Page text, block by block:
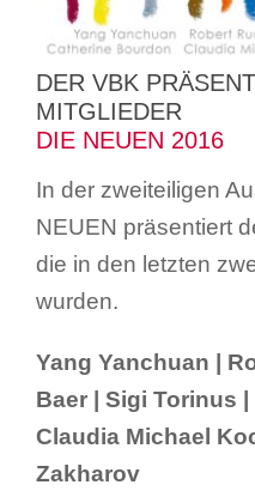
Suche
nach:
DER VBK
MITGLIEDER
DIE NEUEN 2016
In der zweiteiligen
NEUEN präsentiert
die in den letzten
wurden.
Yang Yanchuan |
Baer | Sigi Torinus |
Claudia Michael
Zakharov